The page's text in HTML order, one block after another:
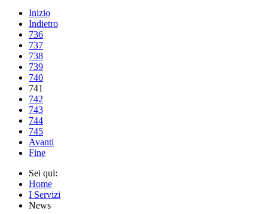
Inizio
Indietro
736
737
738
739
740
741
742
743
744
745
Avanti
Fine
Sei qui:
Home
I Servizi
News